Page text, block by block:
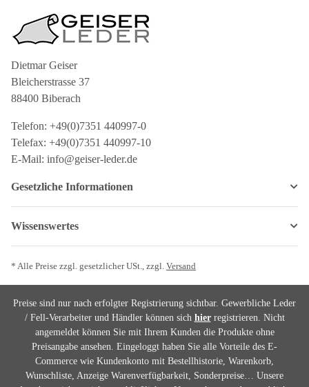
Dietmar Geiser
Bleicherstrasse 37
88400 Biberach
Telefon: +49(0)7351 440997-0
Telefax: +49(0)7351 440997-10
E-Mail: info@geiser-leder.de
Gesetzliche Informationen
Wissenswertes
* Alle Preise zzgl. gesetzlicher USt., zzgl. Versand
Preise sind nur nach erfolgter Registrierung sichtbar. Gewerbliche Leder
/ Fell-Verarbeiter und Händler können sich hierregistrieren. Nicht
angemeldet können Sie mit Ihrem Kunden die Produkte ohne
Preisangabe ansehen. Eingeloggt haben Sie alle Vorteile des E-
Commerce wie Kundenkonto mit Bestellhistorie, Warenkorb,
Wunschliste, Anzeige Warenverfügbarkeit, Sonderpreise… Unsere